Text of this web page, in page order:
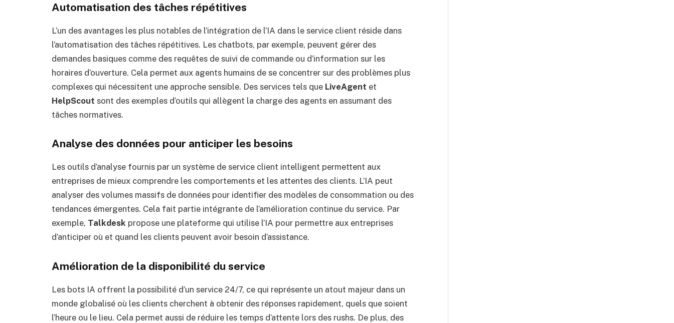
Automatisation des tâches répétitives
L’un des avantages les plus notables de l’intégration de l’IA dans le service client réside dans
l’automatisation des tâches répétitives. Les chatbots, par exemple, peuvent gérer des
demandes basiques comme des requêtes de suivi de commande ou d’information sur les
horaires d’ouverture. Cela permet aux agents humains de se concentrer sur des problèmes plus
complexes qui nécessitent une approche sensible. Des services tels que LiveAgent et
HelpScout sont des exemples d’outils qui allègent la charge des agents en assumant des
tâches normatives.
Analyse des données pour anticiper les besoins
Les outils d’analyse fournis par un système de service client intelligent permettent aux
entreprises de mieux comprendre les comportements et les attentes des clients. L’IA peut
analyser des volumes massifs de données pour identifier des modèles de consommation ou des
tendances émergentes. Cela fait partie intégrante de l’amélioration continue du service. Par
exemple, Talkdesk propose une plateforme qui utilise l’IA pour permettre aux entreprises
d’anticiper où et quand les clients peuvent avoir besoin d’assistance.
Amélioration de la disponibilité du service
Les bots IA offrent la possibilité d’un service 24/7, ce qui représente un atout majeur dans un
monde globalisé où les clients cherchent à obtenir des réponses rapidement, quels que soient
l’heure ou le lieu. Cela permet aussi de réduire les temps d’attente lors des rushs. De plus, des